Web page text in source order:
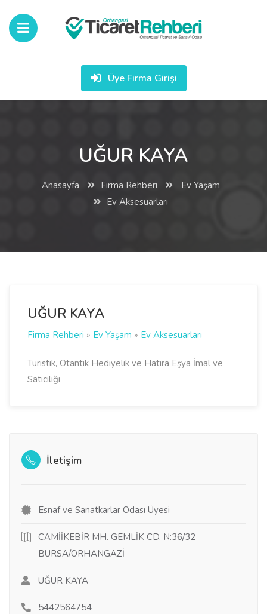
Üye Firma Girişi
UĞUR KAYA
Anasayfa Firma Rehberi
Ev Yaşam
Ev Aksesuarları
UĞUR KAYA
Firma Rehberi » Ev Yaşam » Ev Aksesuarları
Turistik, Otantik Hediyelik ve Hatıra Eşya İmal ve
Satıcılığı
İletişim
Esnaf ve Sanatkarlar Odası Üyesi
CAMİİKEBİR MH. GEMLİK CD. N:36/32
BURSA/ORHANGAZİ
UĞUR KAYA
5442564754